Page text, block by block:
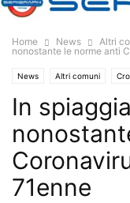
Home News Altri
nonostante le norme anti
News Altri comuni
In
71enne